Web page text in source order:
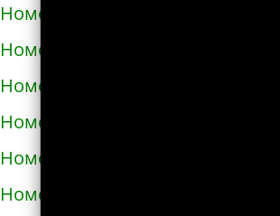
Номера телефонов такси в
Номера телефонов такси в
Номера телефонов такси в
Номера телефонов такси в
Номера телефонов такси в
Номера телефонов такси в